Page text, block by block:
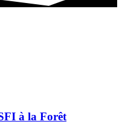
à la Forêt